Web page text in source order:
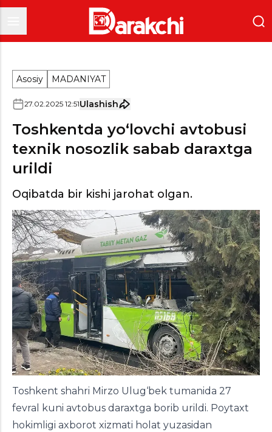
Asosiy MADANIYAT
27.02.2025 12:51Ulashish
Toshkentda yo‘lovchi avtobusi
texnik nosozlik sabab daraxtga
urildi
Oqibatda bir kishi jarohat olgan.
Toshkent shahri Mirzo Ulug‘bek tumanida 27
fevral kuni avtobus daraxtga borib urildi. Poytaxt
hokimligi axborot xizmati holat yuzasidan